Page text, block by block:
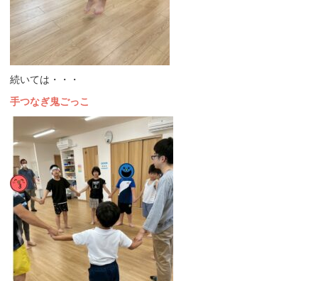
続いては・・・
手つなぎ鬼ごっこ